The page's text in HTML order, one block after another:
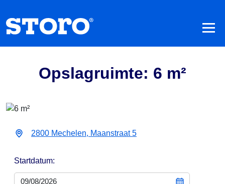
Opslagruimte: 6 m²
2800 Mechelen, Maanstraat 5
Startdatum: